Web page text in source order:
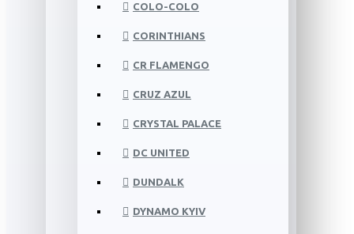
COLO-COLO
CORINTHIANS
CR FLAMENGO
CRUZ AZUL
CRYSTAL PALACE
DC UNITED
DUNDALK
DYNAMO KYIV